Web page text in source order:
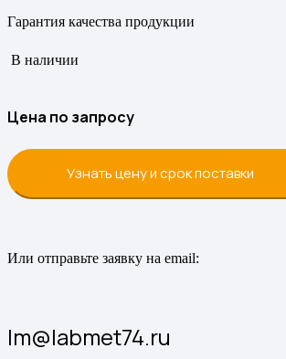
Гарантия качества продукции
В наличии
Цена по запросу
Узнать цену и срок поставки
Или отправьте заявку на email:
lm@labmet74.ru